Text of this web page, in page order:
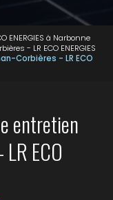
ENERGIES à Narbonne
- LR ECO ENERGIES
Corbières - LR ECO
entretien
ECO